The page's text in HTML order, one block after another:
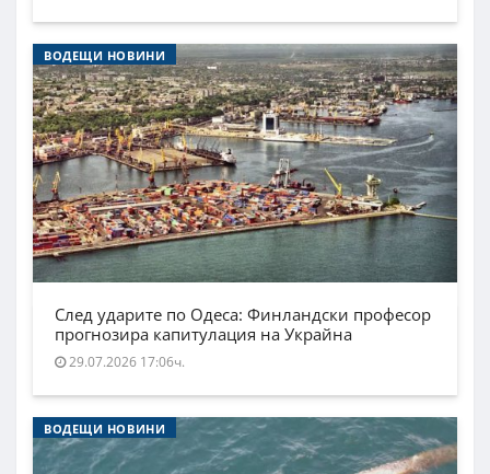
ВОДЕЩИ НОВИНИ
След ударите по Одеса: Финландски професор
прогнозира капитулация на Украйна
29.07.2026 17:06ч.
ВОДЕЩИ НОВИНИ